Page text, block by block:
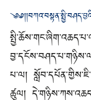
༄༅།
པ་ལ།